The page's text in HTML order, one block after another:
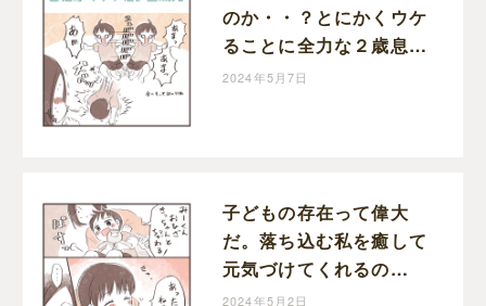
のか・・？とにかくウケ
ることに全力な２歳息子
｜みつけにっき
2024年5月7日
子どもの存在って偉大
だ。落ち込む私を癒して
元気づけてくれるの
は・・長男の何気ない言
2024年5月2日